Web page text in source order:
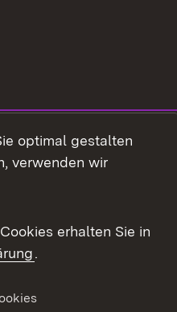
optimal gestalten
verwenden wir
erhalten Sie in
.